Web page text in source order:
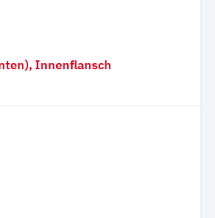
Innenflansch